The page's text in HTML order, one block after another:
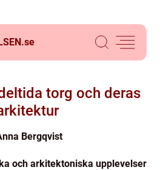
se
torg och deras
Bergqvist
och arkitektoniska upplevelser